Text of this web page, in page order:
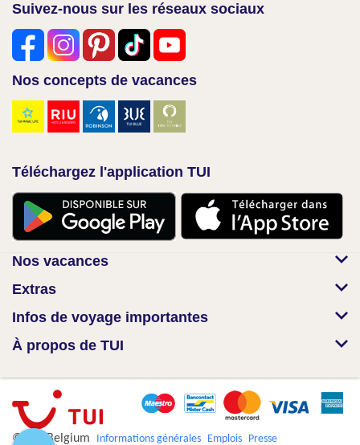
Suivez-nous sur les réseaux sociaux
Nos concepts de vacances
Téléchargez l'application TUI
Nos vacances
Extras
Infos de voyage importantes
À propos de TUI
© TUI Belgium Informations générales Emplois Presse